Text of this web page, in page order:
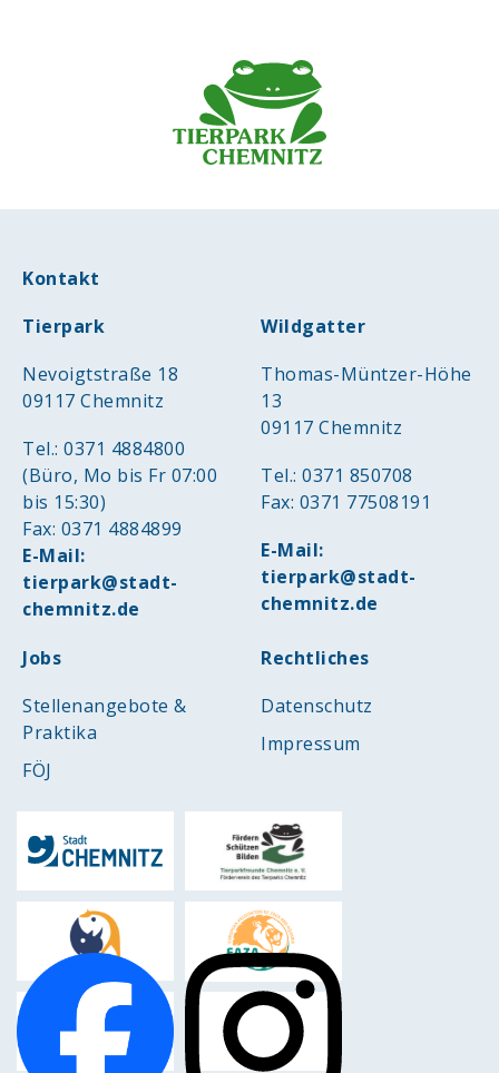
Kontakt
Tierpark
Nevoigtstraße 18
09117 Chemnitz
Tel.: 0371 4884800
(Büro, Mo bis Fr 07:00
bis 15:30)
Fax: 0371 4884899
E-Mail:
tierpark@stadt-
chemnitz.de
Wildgatter
Thomas-Müntzer-Höhe
13
09117 Chemnitz
Tel.: 0371 850708
Fax: 0371 77508191
E-Mail:
tierpark@stadt-
chemnitz.de
Jobs
Stellenangebote &
Praktika
FÖJ
Rechtliches
Datenschutz
Impressum